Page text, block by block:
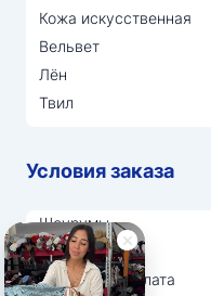
Кожа искусственная
Вельвет
Лён
Твил
Условия заказа
Шоурумы
Отзывы
Доставка и оплата